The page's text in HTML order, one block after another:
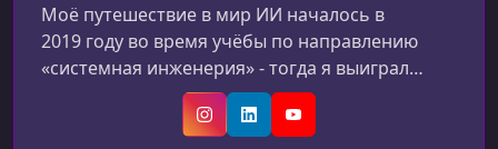
Моё путешествие в мир ИИ началось в
2019 году во время учёбы по направлению
«системная инженерия» - тогда я выиграл
конкурс по классификации эмодзи и понял, что
хочу применять исследования к реальным
InstagramLinkedInYouTube